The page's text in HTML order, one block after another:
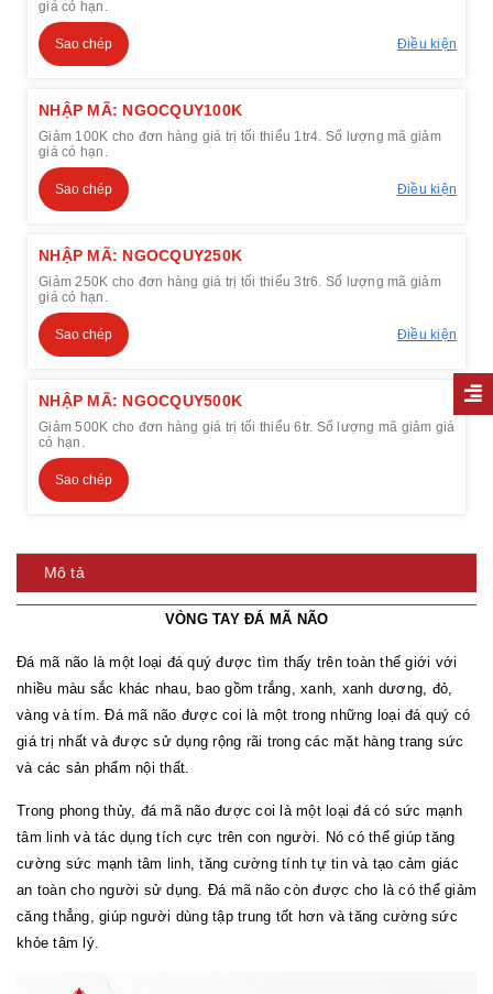
giá có hạn.
Sao chép Điều kiện
NHẬP MÃ: NGOCQUY100K
Giảm 100K cho đơn hàng giá trị tối thiểu 1tr4. Số lượng mã giảm
giá có hạn.
Sao chép Điều kiện
NHẬP MÃ: NGOCQUY250K
Giảm 250K cho đơn hàng giá trị tối thiểu 3tr6. Số lượng mã giảm
giá có hạn.
Sao chép Điều kiện
NHẬP MÃ: NGOCQUY500K
Giảm 500K cho đơn hàng giá trị tối thiểu 6tr. Số lượng mã giảm giá
có hạn.
Sao chép
Mô tả
VÒNG TAY ĐÁ MÃ NÃO
Đá mã não là một loại đá quý được tìm thấy trên toàn thế giới với
nhiều màu sắc khác nhau, bao gồm trắng, xanh, xanh dương, đỏ,
vàng và tím. Đá mã não được coi là một trong những loại đá quý có
giá trị nhất và được sử dụng rộng rãi trong các mặt hàng trang sức
và các sản phẩm nội thất.
Trong phong thủy, đá mã não được coi là một loại đá có sức mạnh
tâm linh và tác dụng tích cực trên con người. Nó có thể giúp tăng
cường sức mạnh tâm linh, tăng cường tính tự tin và tạo cảm giác
an toàn cho người sử dụng. Đá mã não còn được cho là có thể giảm
căng thẳng, giúp người dùng tập trung tốt hơn và tăng cường sức
khỏe tâm lý.